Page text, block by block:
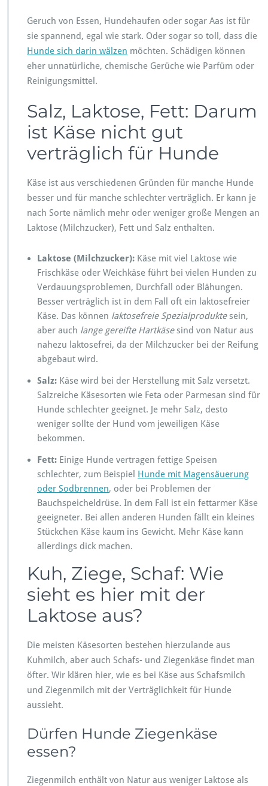
Geruch von Essen, Hundehaufen oder sogar Aas ist für
sie spannend, egal wie stark. Oder sogar so toll, dass die
Hunde sich darin wälzen möchten. Schädigen können
eher unnatürliche, chemische Gerüche wie Parfüm oder
Reinigungsmittel.
Salz, Laktose, Fett: Darum
ist Käse nicht gut
verträglich für Hunde
Käse ist aus verschiedenen Gründen für manche Hunde
besser und für manche schlechter verträglich. Er kann je
nach Sorte nämlich mehr oder weniger große Mengen an
Laktose (Milchzucker), Fett und Salz enthalten.
Laktose (Milchzucker): Käse mit viel Laktose wie
Frischkäse oder Weichkäse führt bei vielen Hunden zu
Verdauungsproblemen, Durchfall oder Blähungen.
Besser verträglich ist in dem Fall oft ein laktosefreier
Käse. Das können laktosefreie Spezialproduktesein,
aber auch lange gereifte Hartkäsesind von Natur aus
nahezu laktosefrei, da der Milchzucker bei der Reifung
abgebaut wird.
Salz: Käse wird bei der Herstellung mit Salz versetzt.
Salzreiche Käsesorten wie Feta oder Parmesan sind für
Hunde schlechter geeignet. Je mehr Salz, desto
weniger sollte der Hund vom jeweiligen Käse
bekommen.
Fett: Einige Hunde vertragen fettige Speisen
schlechter, zum Beispiel Hunde mit Magensäuerung
oder Sodbrennen, oder bei Problemen der
Bauchspeicheldrüse. In dem Fall ist ein fettarmer Käse
geeigneter. Bei allen anderen Hunden fällt ein kleines
Stückchen Käse kaum ins Gewicht. Mehr Käse kann
allerdings dick machen.
Kuh, Ziege, Schaf: Wie
sieht es hier mit der
Laktose aus?
Die meisten Käsesorten bestehen hierzulande aus
Kuhmilch, aber auch Schafs- und Ziegenkäse findet man
öfter. Wir klären hier, wie es bei Käse aus Schafsmilch
und Ziegenmilch mit der Verträglichkeit für Hunde
aussieht.
Dürfen Hunde Ziegenkäse
essen?
Ziegenmilch enthält von Natur aus weniger Laktose als